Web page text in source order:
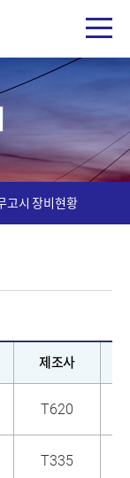
고시 장비현황
제조사
T620
T335